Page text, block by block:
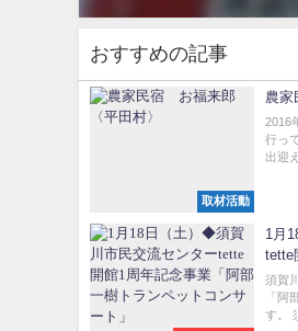
おすすめの記事
取材活動
農家
2016
行っ
出迎
1月
tette
ット
須賀
「阿
す。